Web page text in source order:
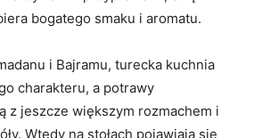
bogatego smaku ​i aromatu.
i Bajramu, turecka‍ kuchnia
charakteru, a potrawy
z jeszcze większym rozmachem i
Wtedy na stołach pojawiają się